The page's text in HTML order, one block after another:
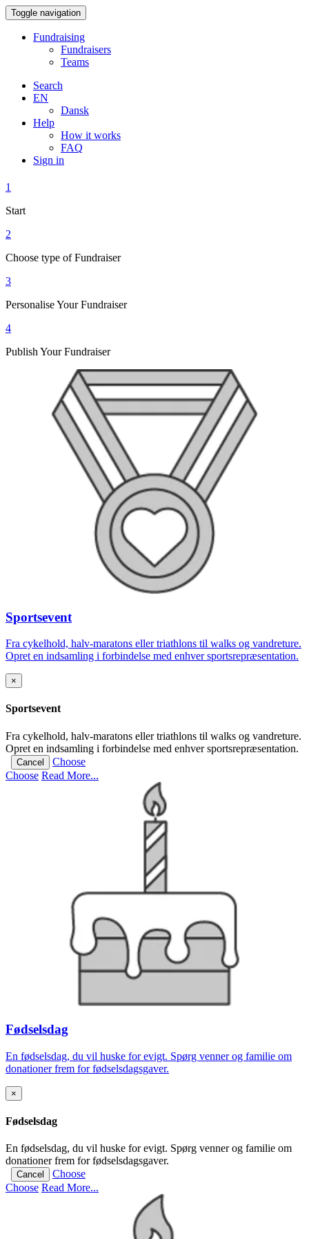
Toggle navigation
Fundraising
Fundraisers
Teams
Search
EN
Dansk
Help
How it works
FAQ
Sign in
1
Start
2
Choose type of Fundraiser
3
Personalise Your Fundraiser
4
Publish Your Fundraiser
Sportsevent
Fra cykelhold, halv-maratons eller triathlons til walks og vandreture.
Opret en indsamling i forbindelse med enhver sportsrepræsentation.
×
Sportsevent
Fra cykelhold, halv-maratons eller triathlons til walks og vandreture.
Opret en indsamling i forbindelse med enhver sportsrepræsentation.
Cancel
Choose
Choose Read More...
Fødselsdag
En fødselsdag, du vil huske for evigt. Spørg venner og familie om
donationer frem for fødselsdagsgaver.
×
Fødselsdag
En fødselsdag, du vil huske for evigt. Spørg venner og familie om
donationer frem for fødselsdagsgaver.
Cancel
Choose
Choose Read More...